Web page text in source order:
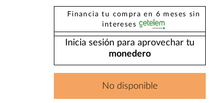
Financia tu compra en 6 meses sin
intereses
Inicia sesión para aprovechar tu
monedero
No disponible